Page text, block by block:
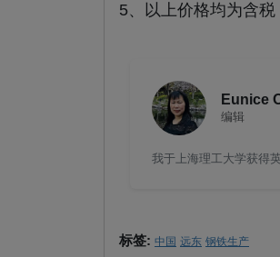
5、以上价格均为含税
Eunice
编辑
我于上海理工大学获得
标签: 中国 远东 钢铁生产